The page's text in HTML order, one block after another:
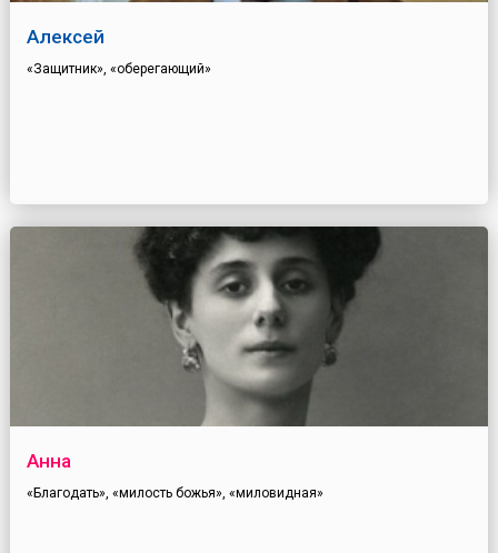
Алексей
«Защитник», «оберегающий»
Анна
«Благодать», «милость божья», «миловидная»